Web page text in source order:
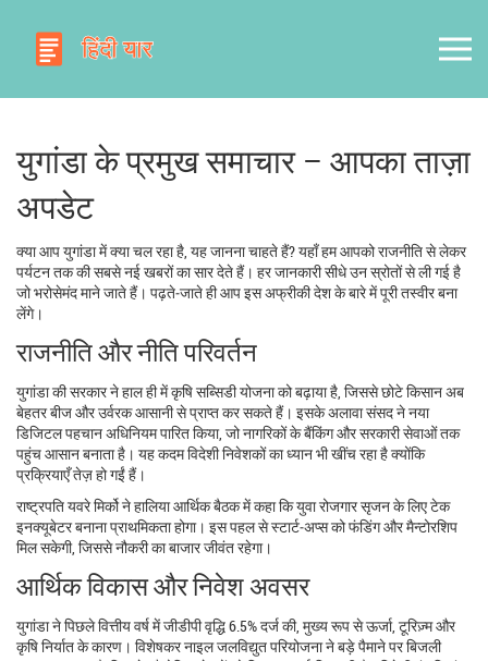
युगांडा के प्रमुख समाचार – आपका ताज़ा
अपडेट
क्या आप युगांडा में क्या चल रहा है, यह जानना चाहते हैं? यहाँ हम आपको राजनीति से लेकर
पर्यटन तक की सबसे नई खबरों का सार देते हैं। हर जानकारी सीधे उन स्रोतों से ली गई है
जो भरोसेमंद माने जाते हैं। पढ़ते‑जाते ही आप इस अफ्रीकी देश के बारे में पूरी तस्वीर बना
लेंगे।
राजनीति और नीति परिवर्तन
युगांडा की सरकार ने हाल ही में कृषि सब्सिडी योजना को बढ़ाया है, जिससे छोटे किसान अब
बेहतर बीज और उर्वरक आसानी से प्राप्त कर सकते हैं। इसके अलावा संसद ने नया
डिजिटल पहचान अधिनियम पारित किया, जो नागरिकों के बैंकिंग और सरकारी सेवाओं तक
पहुंच आसान बनाता है। यह कदम विदेशी निवेशकों का ध्यान भी खींच रहा है क्योंकि
प्रक्रियाएँ तेज़ हो गईं हैं।
राष्ट्रपति यवरे मिर्को ने हालिया आर्थिक बैठक में कहा कि युवा रोजगार सृजन के लिए टेक
इनक्यूबेटर बनाना प्राथमिकता होगा। इस पहल से स्टार्ट‑अप्स को फंडिंग और मैन्टोरशिप
मिल सकेगी, जिससे नौकरी का बाजार जीवंत रहेगा।
आर्थिक विकास और निवेश अवसर
युगांडा ने पिछले वित्तीय वर्ष में जीडीपी वृद्धि 6.5% दर्ज की, मुख्य रूप से ऊर्जा, टूरिज़्म और
कृषि निर्यात के कारण। विशेषकर नाइल जलविद्युत परियोजना ने बड़े पैमाने पर बिजली